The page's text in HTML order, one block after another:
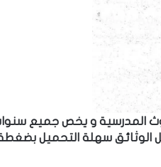
المدرسية و يخص جميع
الوثائق سهلة التحميل بضغطة